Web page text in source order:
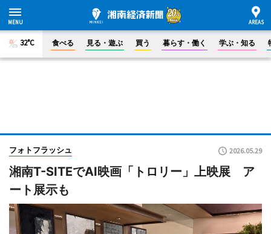
32°C 食べる 見る・遊ぶ 買う 暮らす・働く 学ぶ・知る
フォトフラッシュ 2026.05.29
湘南T-SITEでAI映画「トロリー」上映展 ア
ート展示も